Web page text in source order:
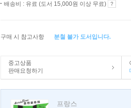
배송비 : 유료 (도서 15,000원 이상 무료)
구매 시 참고사항 분철 불가 도서입니다.
중고상품
판매요청하기
프랑스